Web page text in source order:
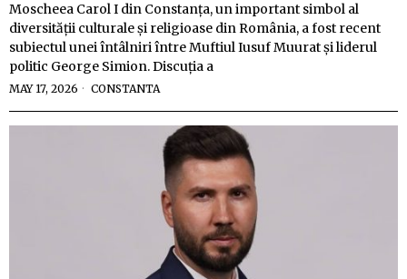
Moscheea Carol I din Constanța, un important simbol al
diversității culturale și religioase din România, a fost recent
subiectul unei întâlniri între Muftiul Iusuf Muurat și liderul
politic George Simion. Discuția a
MAY 17, 2026 CONSTANTA